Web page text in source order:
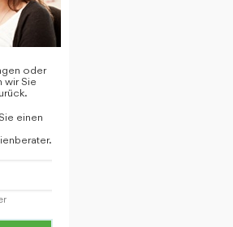
oder
wir Sie
einen